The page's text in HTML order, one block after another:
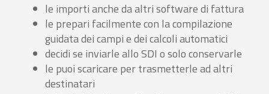
le importi anche da altri software di fattura
le prepari facilmente con la compilazione
guidata dei campi e dei calcoli automatici
decidi se inviarle allo SDI o solo conservarle
le puoi scaricare per trasmetterle ad altri
destinatari